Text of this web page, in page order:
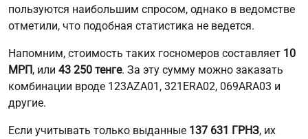
пользуются наибольшим спросом, однако в ведомстве
отметили, что подобная статистика не ведется.
Напомним, стоимость таких госномеров составляет 10
МРП, или 43 250 тенге. За эту сумму можно заказать
комбинации вроде 123AZA01, 321ERA02, 069ARA03 и
другие.
Если учитывать только выданные 137 631 ГРНЗ, их